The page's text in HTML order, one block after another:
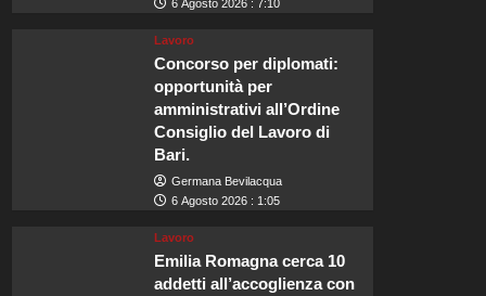
6 Agosto 2026 : 7:10
Lavoro
Concorso per diplomati:
opportunità per
amministrativi all’Ordine
Consiglio del Lavoro di
Bari.
Germana Bevilacqua
6 Agosto 2026 : 1:05
Lavoro
Emilia Romagna cerca 10
addetti all’accoglienza con